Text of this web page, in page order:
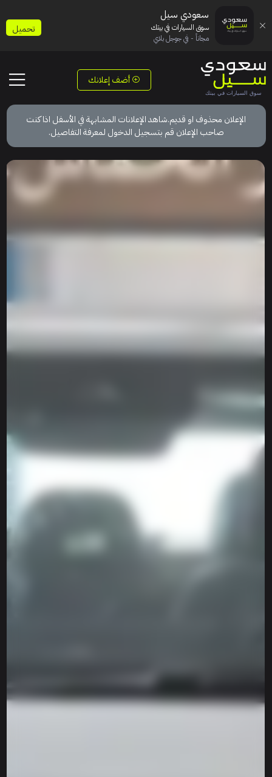
أضف إعلانك
الإعلان محذوف او قديم.شاهد الإعلانات المشابهة في الأسفل اذا كنت
صاحب الإعلان قم بتسجيل الدخول لمعرفة التفاصيل.
سعودي سيل
سوق السيارات في بيتك
مجاناً - في جوجل بلاي
تحميل